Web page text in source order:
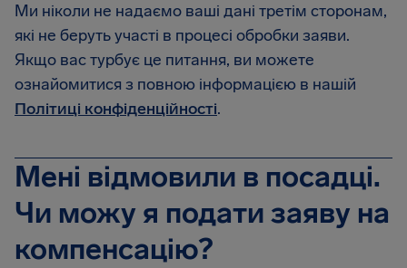
Ми ніколи не надаємо ваші дані третім сторонам,
які не беруть участі в процесі обробки заяви.
Якщо вас турбує це питання, ви можете
ознайомитися з повною інформацією в нашій
Політиці конфіденційності.
Мені відмовили в посадці.
Чи можу я подати заяву на
компенсацію?